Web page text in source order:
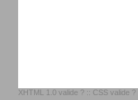
XHTML 1.0 valide ? :: CSS valide ?